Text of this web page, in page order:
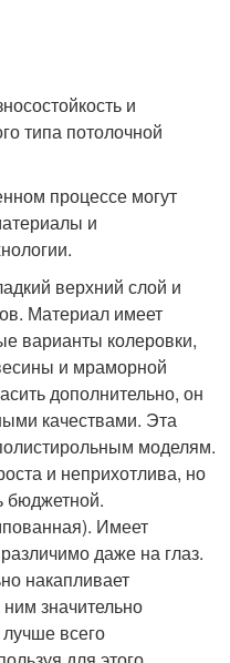
и
типа потолочной
процессе могут
и
верхний слой и
Материал имеет
варианты колеровки,
и мраморной
дополнительно, он
качествами. Эта
моделям.
и неприхотлива, но
бюджетной.
Имеет
даже на глаз.
накапливает
значительно
всего